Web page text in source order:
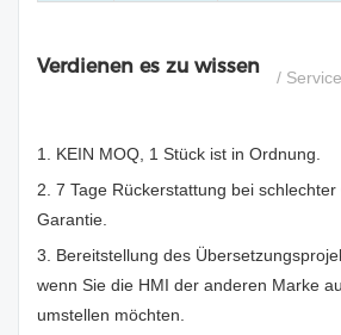
Verdienen es zu wissen /
1. KEIN MOQ, 1 Stück ist in Ordnung.
2. 7 Tage Rückerstattung bei
Garantie.
3. Bereitstellung des
wenn Sie die HMI der anderen Marke
umstellen möchten.